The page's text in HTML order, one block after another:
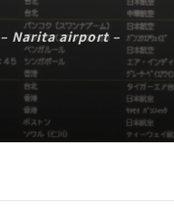
– Narita airport –